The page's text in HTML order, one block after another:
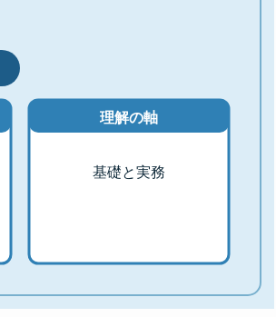
理解の軸
基礎と実務